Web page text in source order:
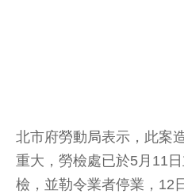
北市府勞動局表示，此案
重大，勞檢處已於5月11
檢，並勒令業者停業，12